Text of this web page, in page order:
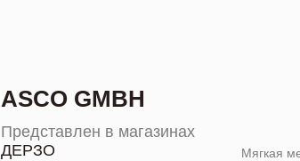
ASCO GMBH
Представлен в магазинах
ДЕРЗО
Мягкая